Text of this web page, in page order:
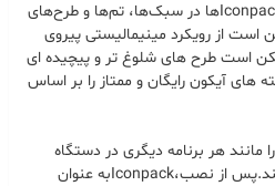
ها در سبک‌ها، تم‌ها و طرح‌های
است از رویکرد مینیمالیستی پیروی
است طرح های شلوغ تر و پیچیده ای
های آیکون رایگان و ممتاز را بر اساس
مانند هر برنامه دیگری در دستگاه
.پس از نصب،Iconpackبه عنوان